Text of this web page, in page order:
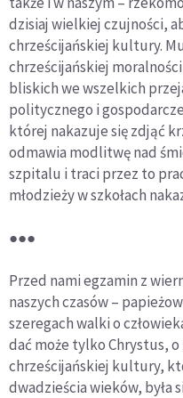
dzisiaj wielkiej czujności,
chrześcijańskiej kultury.
chrześcijańskiej
bliskich we wszelkich
politycznego i
której nakazuje się zdjąć
odmawia modlitwę nad
szpitalu i traci przez to
młodzieży w szkołach
●●●
Przed nami egzamin z
naszych czasów –
szeregach walki o
dać może tylko Chrystus,
chrześcijańskiej kultury,
dwadzieścia wieków, była